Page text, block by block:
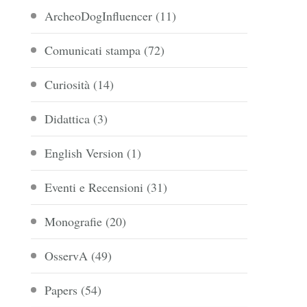
ArcheoDogInfluencer (11)
Comunicati stampa (72)
Curiosità (14)
Didattica (3)
English Version (1)
Eventi e Recensioni (31)
Monografie (20)
OsservA (49)
Papers (54)